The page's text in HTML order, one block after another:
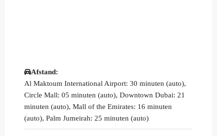
Afstand:
Al Maktoum International Airport: 30 minuten (auto),
Circle Mall: 05 minuten (auto), Downtown Dubai: 21
minuten (auto), Mall of the Emirates: 16 minuten
(auto), Palm Jumeirah: 25 minuten (auto)